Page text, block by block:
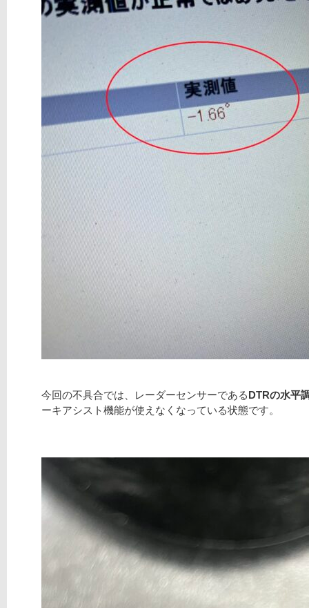
今回の不具合では、レーダーセンサーであるDTRの水平
ーキアシスト機能が使えなくなっている状態です。